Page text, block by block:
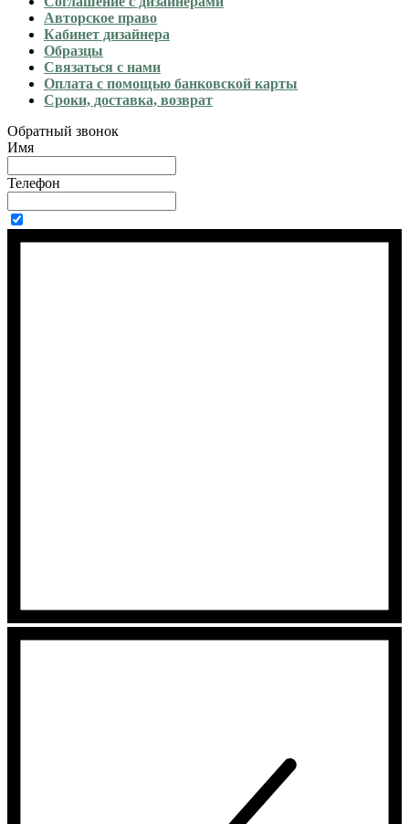
Авторское право
Кабинет дизайнера
Образцы
Связаться с нами
Оплата с помощью банковской карты
Сроки, доставка, возврат
Обратный звонок
Имя
Телефон